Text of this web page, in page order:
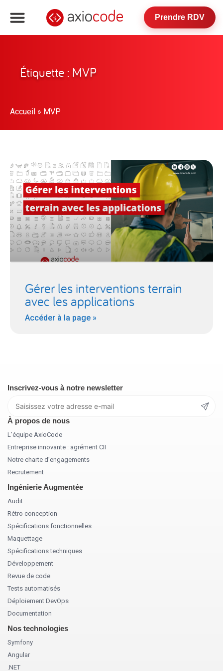
Prendre RDV
Étiquette : MVP
Accueil » MVP
Gérer les interventions terrain
avec les applications
Accéder à la page »
Inscrivez-vous à notre newsletter
À propos de nous
L’équipe AxioCode
Entreprise innovante : agrément CII
Notre charte d’engagements
Recrutement
Ingénierie Augmentée
Audit
Rétro conception
Spécifications fonctionnelles
Maquettage
Spécifications techniques
Développement
Revue de code
Tests automatisés
Déploiement DevOps
Documentation
Nos technologies
Symfony
Angular
.NET